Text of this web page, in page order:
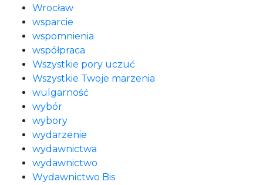
Wrocław
wsparcie
wspomnienia
współpraca
Wszystkie pory uczuć
Wszystkie Twoje marzenia
wulgarność
wybór
wybory
wydarzenie
wydawnictwa
wydawnictwo
Wydawnictwo Bis